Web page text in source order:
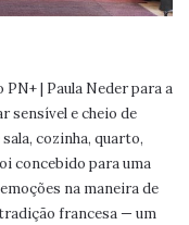
| Paula Neder para a
sensível e cheio de
cozinha, quarto,
concebido para uma
na maneira de
francesa — um